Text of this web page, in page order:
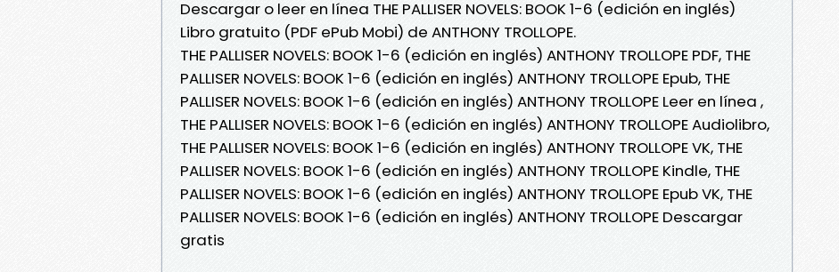
Descargar o leer en línea THE PALLISER NOVELS: BOOK 1-6 (edición en inglés)
Libro gratuito (PDF ePub Mobi) de ANTHONY TROLLOPE.
THE PALLISER NOVELS: BOOK 1-6 (edición en inglés) ANTHONY TROLLOPE PDF, THE
PALLISER NOVELS: BOOK 1-6 (edición en inglés) ANTHONY TROLLOPE Epub, THE
PALLISER NOVELS: BOOK 1-6 (edición en inglés) ANTHONY TROLLOPE Leer en línea ,
THE PALLISER NOVELS: BOOK 1-6 (edición en inglés) ANTHONY TROLLOPE Audiolibro,
THE PALLISER NOVELS: BOOK 1-6 (edición en inglés) ANTHONY TROLLOPE VK, THE
PALLISER NOVELS: BOOK 1-6 (edición en inglés) ANTHONY TROLLOPE Kindle, THE
PALLISER NOVELS: BOOK 1-6 (edición en inglés) ANTHONY TROLLOPE Epub VK, THE
PALLISER NOVELS: BOOK 1-6 (edición en inglés) ANTHONY TROLLOPE Descargar
gratis